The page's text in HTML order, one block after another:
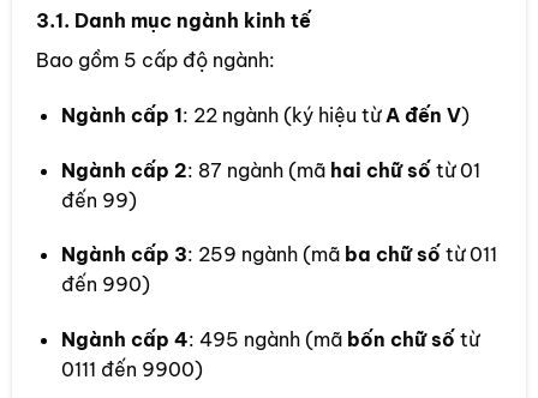
3.1. Danh mục ngành kinh tế
Bao gồm 5 cấp độ ngành:
Ngành cấp 1: 22 ngành (ký hiệu từ A đến V)
Ngành cấp 2: 87 ngành (mã hai chữ số từ 01
đến 99)
Ngành cấp 3: 259 ngành (mã ba chữ số từ 011
đến 990)
Ngành cấp 4: 495 ngành (mã bốn chữ số từ
0111 đến 9900)